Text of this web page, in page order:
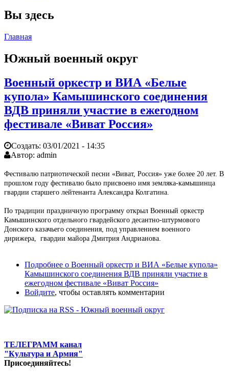
Вы здесь
Главная
Южный военный округ
Военный оркестр и ВИА «Белые
купола» Камышинского соединения
ВДВ приняли участие в ежегодном
фестивале «Виват Россия»
Создать: 03/01/2021 - 14:35
Автор: admin
Фестивалю патриотической песни «Виват, Россия» уже более 20 лет. В
прошлом году фестивалю было присвоено имя земляка-камышинца
гвардии старшего лейтенанта Александра Колгатина.
По традиции праздничную программу открыл Военный оркестр
Камышинского отдельного гвардейского десантно-штурмового
Донского казачьего соединения, под управлением военного
дирижера, гвардии майора Дмитрия Андрианова.
Подробнее о Военный оркестр и ВИА «Белые купола»
Камышинского соединения ВДВ приняли участие в
ежегодном фестивале «Виват Россия»
Войдите, чтобы оставлять комментарии
ТЕЛЕГРАММ канал
"Культура и Армия"
Присоединяйтесь!